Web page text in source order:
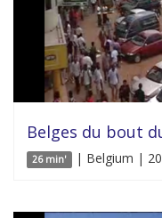
Belges du bout
26 min' | Belgium |